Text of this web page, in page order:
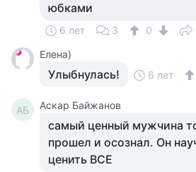
юбками
6 лет 3
0
Елена)
Улыбнулась! 6 лет
АБ Аскар Байжанов
самый ценный мужчина
прошел и осознал. Он
ценить ВСЕ